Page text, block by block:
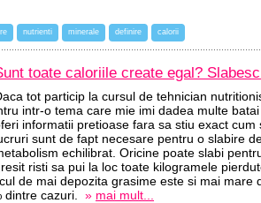
nutrienti minerale definire calorii
toate caloriile create egal?
tot particip la cursul de tehnician
intr-o tema care mie imi dadea multe
informatii pretioase fara sa stiu exact
sunt de fapt necesare pentru o slabire
echilibrat. Oricine poate slabi
risti sa pui la loc toate kilogramele
de mai depozita grasime este si mai mare
dintre cazuri. » mai mult...